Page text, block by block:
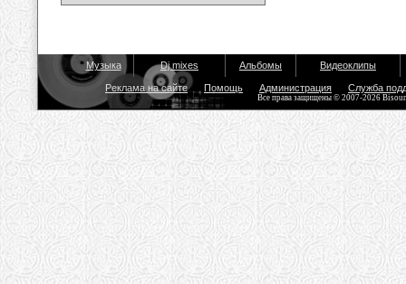
Музыка Dj mixes Альбомы Видеоклипы
Реклама на сайте Помощь Администрация Служба
Все права защищены © 2007-2026